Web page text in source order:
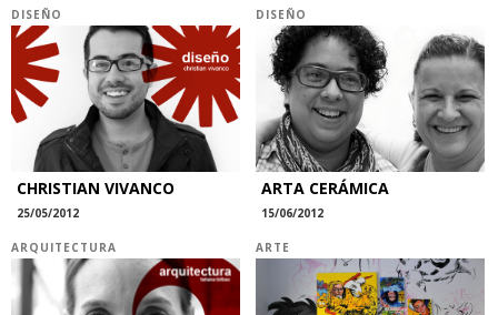
DISEÑO
CHRISTIAN VIVANCO
25/05/2012
DISEÑO
ARTA CERÁMICA
15/06/2012
ARQUITECTURA ARTE